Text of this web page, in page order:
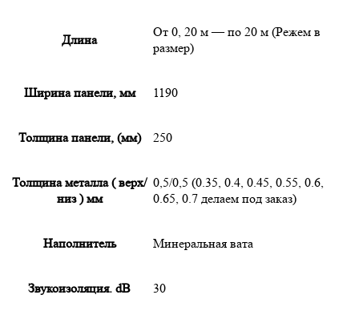
Длина
От 0, 20 м — по 20 м (Режем в
размер)
Ширина панели, мм 1190
Толщина панели, (мм) 250
Толщина металла ( верх/
низ ) мм
0,5/0,5 (0.35, 0.4, 0.45, 0.55, 0.6,
0.65, 0.7 делаем под заказ)
Наполнитель Минеральная вата
Звукоизоляция. dB 30